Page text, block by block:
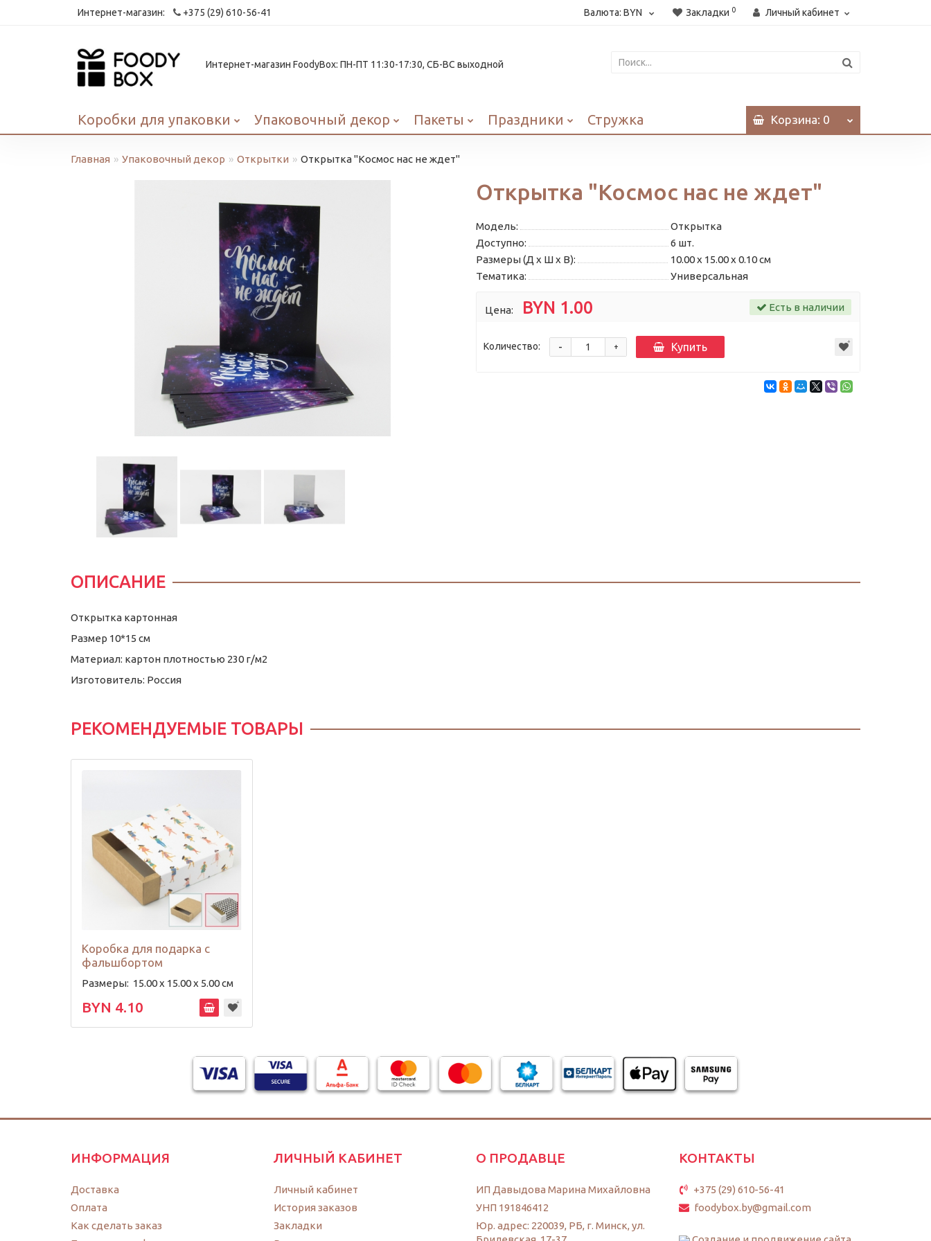
Интернет-магазин: +375 (29) 610-56-41 Валюта: BYN Закладки 0 Личный кабинет
Интернет-магазин FoodyBox: ПН-ПТ 11:30-17:30, СБ-ВС выходной
Коробки для упаковки Упаковочный декор Пакеты Праздники Стружка Корзина: 0
Главная Упаковочный декор Открытки Открытка "Космос нас не ждет"
Открытка "Космос нас не ждет"
Модель:
Открытка
Доступно:
6 шт.
Размеры (Д x Ш x В):
10.00 x 15.00 x 0.10 см
Тематика:
Универсальная
Цена: BYN 1.00 Есть в наличии
Количество: +
- Купить
ОПИСАНИЕ
Открытка картонная
Размер 10*15 см
Материал: картон плотностью 230 г/м2
Изготовитель: Россия
РЕКОМЕНДУЕМЫЕ ТОВАРЫ
Коробка для подарка с
фальшбортом
Размеры: 15.00 х 15.00 х 5.00 см
BYN 4.10
ИНФОРМАЦИЯ
Доставка
Оплата
Как сделать заказ
ЛИЧНЫЙ КАБИНЕТ
Личный кабинет
История заказов
Закладки
О ПРОДАВЦЕ
ИП Давыдова Марина Михайловна
УНП 191846412
Юр. адрес: 220039, РБ, г. Минск, ул.
КОНТАКТЫ
+375 (29) 610-56-41
foodybox.by@gmail.com